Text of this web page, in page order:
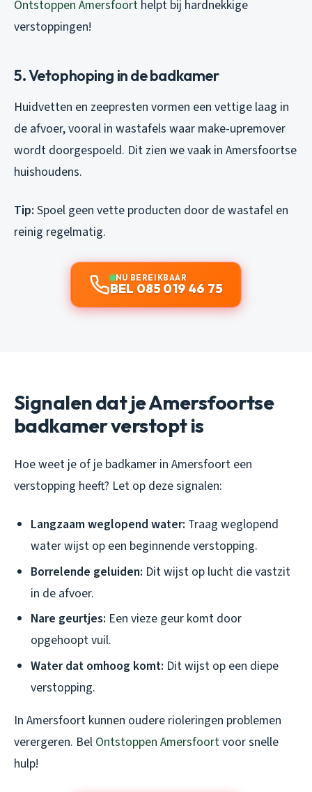
Ontstoppen Amersfoort helpt bij hardnekkige
verstoppingen!
5. Vetophoping in de badkamer
Huidvetten en zeepresten vormen een vettige laag in
de afvoer, vooral in wastafels waar make-upremover
wordt doorgespoeld. Dit zien we vaak in Amersfoortse
huishoudens.
Tip: Spoel geen vette producten door de wastafel en
reinig regelmatig.
NU BEREIKBAAR
BEL 085 019 46 75
Signalen dat je Amersfoortse
badkamer verstopt is
Hoe weet je of je badkamer in Amersfoort een
verstopping heeft? Let op deze signalen:
Langzaam weglopend water: Traag weglopend
water wijst op een beginnende verstopping.
Borrelende geluiden: Dit wijst op lucht die vastzit
in de afvoer.
Nare geurtjes: Een vieze geur komt door
opgehoopt vuil.
Water dat omhoog komt: Dit wijst op een diepe
verstopping.
In Amersfoort kunnen oudere rioleringen problemen
verergeren. Bel Ontstoppen Amersfoortvoor snelle
hulp!